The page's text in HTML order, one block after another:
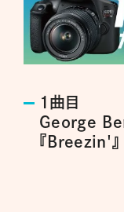
1曲目
George
『Breezin'』